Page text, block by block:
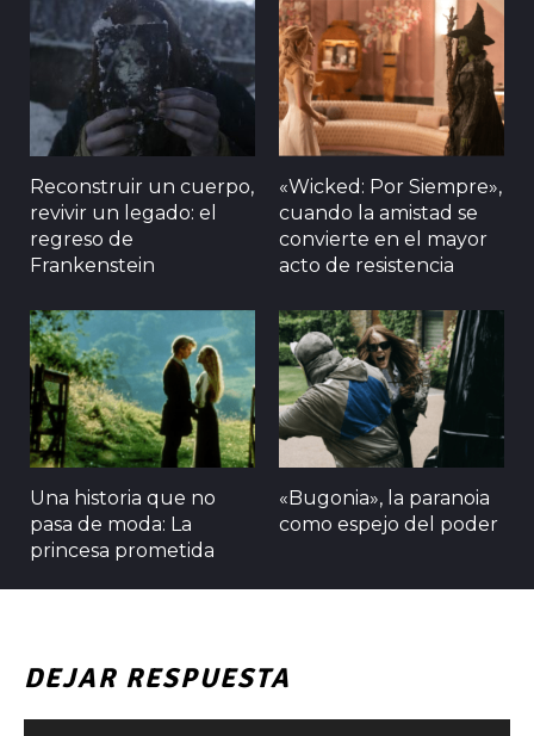
Reconstruir un cuerpo,
revivir un legado: el
regreso de
Frankenstein
«Wicked: Por Siempre»,
cuando la amistad se
convierte en el mayor
acto de resistencia
Una historia que no
pasa de moda: La
princesa prometida
«Bugonia», la paranoia
como espejo del poder
DEJAR RESPUESTA